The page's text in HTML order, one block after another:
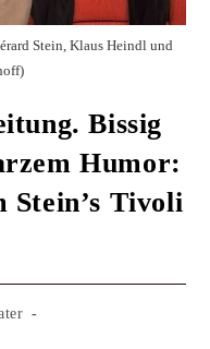
Stein, Klaus Heindl und
Bissig
Humor:
Stein’s Tivoli